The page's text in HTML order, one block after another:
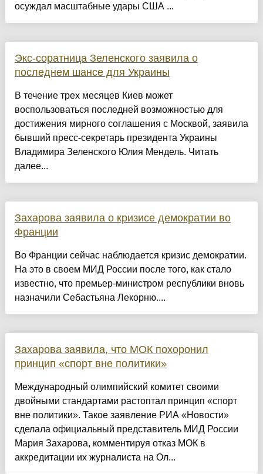
осуждал масштабные удары США ...
Экс-соратница Зеленского заявила о
последнем шансе для Украины
В течение трех месяцев Киев может
воспользоваться последней возможностью для
достижения мирного соглашения с Москвой, заявила
бывший пресс-секретарь президента Украины
Владимира Зеленского Юлия Мендель. Читать
далее...
Захарова заявила о кризисе демократии во
Франции
Во Франции сейчас наблюдается кризис демократии.
На это в своем МИД России после того, как стало
известно, что премьер-министром республики вновь
назначили Себастьяна Лекорню....
Захарова заявила, что МОК похоронил
принцип «спорт вне политики»
Международный олимпийский комитет своими
двойными стандартами растоптал принцип «спорт
вне политики». Такое заявление РИА «Новости»
сделала официальный представитель МИД России
Мария Захарова, комментируя отказ МОК в
аккредитации их журналиста на Ол...